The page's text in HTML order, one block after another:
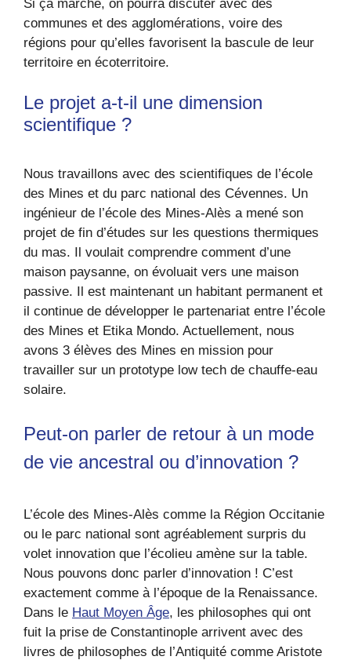
Si ça marche, on pourra discuter avec des
communes et des agglomérations, voire des
régions pour qu’elles favorisent la bascule de leur
territoire en écoterritoire.
Le projet a-t-il une dimension
scientifique ?
Nous travaillons avec des scientifiques de l’école
des Mines et du parc national des Cévennes. Un
ingénieur de l’école des Mines-Alès a mené son
projet de fin d’études sur les questions thermiques
du mas. Il voulait comprendre comment d’une
maison paysanne, on évoluait vers une maison
passive. Il est maintenant un habitant permanent et
il continue de développer le partenariat entre l’école
des Mines et Etika Mondo. Actuellement, nous
avons 3 élèves des Mines en mission pour
travailler sur un prototype low tech de chauffe-eau
solaire.
Peut-on parler de retour à un mode
de vie ancestral ou d’innovation ?
L’école des Mines-Alès comme la Région Occitanie
ou le parc national sont agréablement surpris du
volet innovation que l’écolieu amène sur la table.
Nous pouvons donc parler d’innovation ! C’est
exactement comme à l’époque de la Renaissance.
Dans le Haut Moyen Âge, les philosophes qui ont
fuit la prise de Constantinople arrivent avec des
livres de philosophes de l’Antiquité comme Aristote